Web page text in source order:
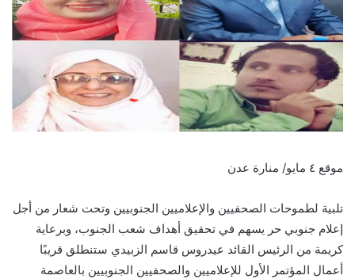
موقع ٤ مايو/ منارة عدن
تلبية لطموحات الصحفيين والإعلاميين الجنوبيين وتحت شعار من أجل
إعلام جنوبي حر يسهم في تحقيق أهداف شعب الجنوب، وبرعاية
كريمة من الرئيس القائد عيدروس قاسم الزبيدي ستنطلق قريبًا
أعمال المؤتمر الأول للإعلاميين والصحفيين الجنوبيين بالعاصمة